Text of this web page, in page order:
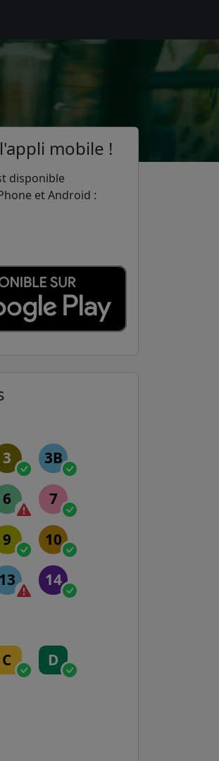
mobile !
disponible
et Android :
3 3B
6 7
9 10
13 14
C D